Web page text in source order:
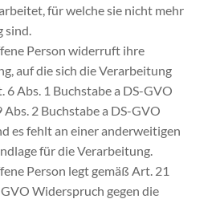
für welche sie nicht mehr
sind.
Person widerruft ihre
auf die sich die Verarbeitung
6 Abs. 1 Buchstabe a DS-GVO
Abs. 2 Buchstabe a DS-GVO
es fehlt an einer anderweitigen
für die Verarbeitung.
Person legt gemäß Art. 21
Widerspruch gegen die